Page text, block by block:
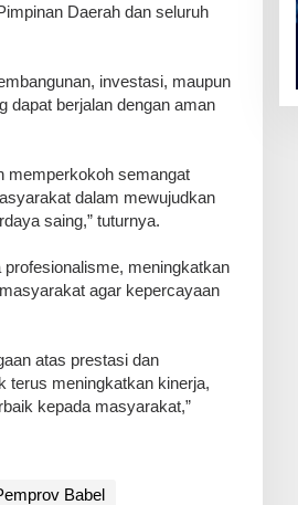
Daerah dan seluruh
investasi, maupun
dapat berjalan dengan aman
memperkokoh semangat
dalam mewujudkan
saing,” tuturnya.
meningkatkan
agar kepercayaan
atas prestasi dan
terus meningkatkan kinerja,
kepada masyarakat,”
Babel